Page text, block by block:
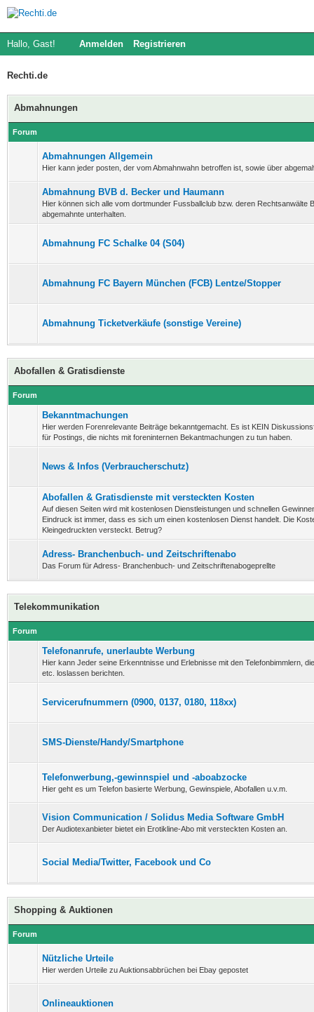
Hallo, Gast! Anmelden Registrieren
Rechti.de
Abmahnungen
Forum
Abmahnungen Allgemein
Hier kann jeder posten, der vom Abmahnwahn betroffen ist, sowie über
Abmahnung BVB d. Becker und Haumann
Hier können sich alle vom dortmunder Fussballclub bzw. deren Rechtsanwälte
abgemahnte unterhalten.
Abmahnung FC Schalke 04 (S04)
Abmahnung FC Bayern München (FCB) Lentze/Stopper
Abmahnung Ticketverkäufe (sonstige Vereine)
Abofallen & Gratisdienste
Forum
Bekanntmachungen
Hier werden Forenrelevante Beiträge bekanntgemacht. Es ist KEIN
für Postings, die nichts mit foreninternen Bekantmachungen zu tun haben.
News & Infos (Verbraucherschutz)
Abofallen & Gratisdienste mit versteckten Kosten
Auf diesen Seiten wird mit kostenlosen Dienstleistungen und schnellen
Eindruck ist immer, dass es sich um einen kostenlosen Dienst handelt. Die
Kleingedruckten versteckt. Betrug?
Adress- Branchenbuch- und Zeitschriftenabo
Das Forum für Adress- Branchenbuch- und Zeitschriftenabogeprellte
Telekommunikation
Forum
Telefonanrufe, unerlaubte Werbung
Hier kann Jeder seine Erkenntnisse und Erlebnisse mit den Telefonbimmlern,
etc. loslassen berichten.
Servicerufnummern (0900, 0137, 0180, 118xx)
SMS-Dienste/Handy/Smartphone
Telefonwerbung,-gewinnspiel und -aboabzocke
Hier geht es um Telefon basierte Werbung, Gewinspiele, Abofallen u.v.m.
Vision Communication / Solidus Media Software GmbH
Der Audiotexanbieter bietet ein Erotikline-Abo mit versteckten Kosten an.
Social Media/Twitter, Facebook und Co
Shopping & Auktionen
Forum
Nützliche Urteile
Hier werden Urteile zu Auktionsabbrüchen bei Ebay gepostet
Onlineauktionen